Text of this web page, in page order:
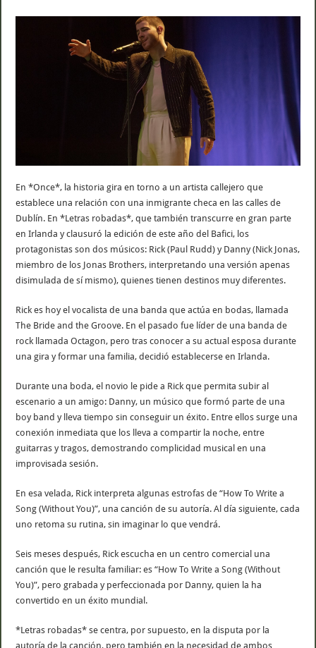
En *Once*, la historia gira en torno a un artista callejero que
establece una relación con una inmigrante checa en las calles de
Dublín. En *Letras robadas*, que también transcurre en gran parte
en Irlanda y clausuró la edición de este año del Bafici, los
protagonistas son dos músicos: Rick (Paul Rudd) y Danny (Nick Jonas,
miembro de los Jonas Brothers, interpretando una versión apenas
disimulada de sí mismo), quienes tienen destinos muy diferentes.
Rick es hoy el vocalista de una banda que actúa en bodas, llamada
The Bride and the Groove. En el pasado fue líder de una banda de
rock llamada Octagon, pero tras conocer a su actual esposa durante
una gira y formar una familia, decidió establecerse en Irlanda.
Durante una boda, el novio le pide a Rick que permita subir al
escenario a un amigo: Danny, un músico que formó parte de una
boy band y lleva tiempo sin conseguir un éxito. Entre ellos surge una
conexión inmediata que los lleva a compartir la noche, entre
guitarras y tragos, demostrando complicidad musical en una
improvisada sesión.
En esa velada, Rick interpreta algunas estrofas de “How To Write a
Song (Without You)”, una canción de su autoría. Al día siguiente, cada
uno retoma su rutina, sin imaginar lo que vendrá.
Seis meses después, Rick escucha en un centro comercial una
canción que le resulta familiar: es “How To Write a Song (Without
You)”, pero grabada y perfeccionada por Danny, quien la ha
convertido en un éxito mundial.
*Letras robadas* se centra, por supuesto, en la disputa por la
autoría de la canción, pero también en la necesidad de ambos